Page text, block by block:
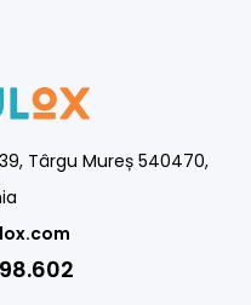
Târgu Mureș 540470,